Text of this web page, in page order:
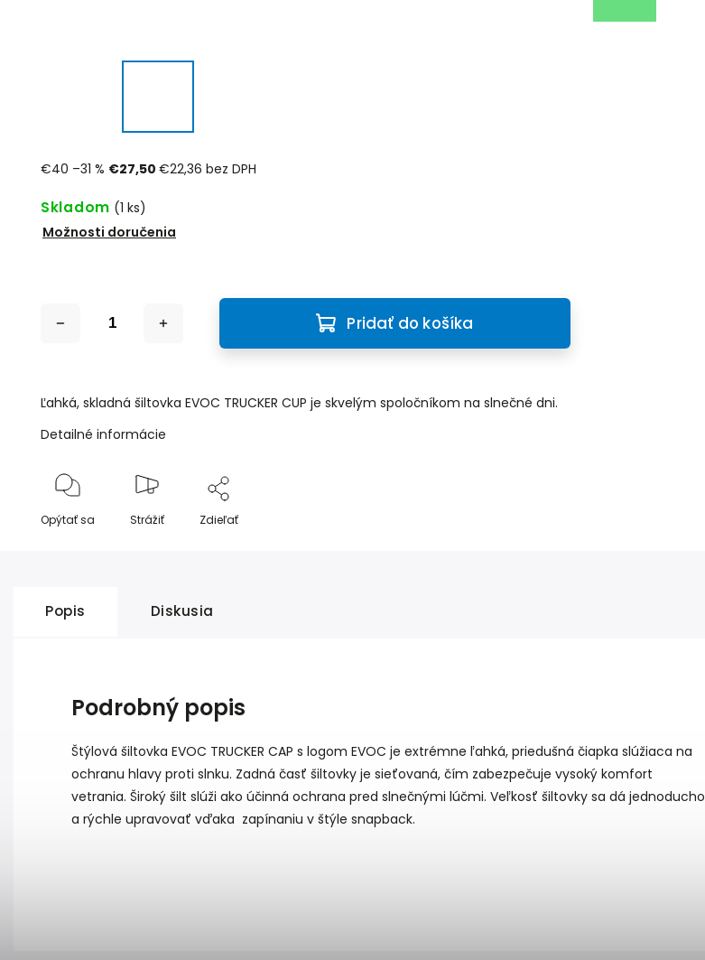
€40 –31 % €27,50€22,36 bez DPH
Skladom (1 ks)
Možnosti doručenia
Pridať do košíka
Ľahká, skladná šiltovka EVOC TRUCKER CUP je skvelým spoločníkom na slnečné dni.
Detailné informácie
Opýtať sa Strážiť Zdieľať
Popis Diskusia
Podrobný popis
Štýlová šiltovka EVOC TRUCKER CAP s logom EVOC je extrémne ľahká, priedušná čiapka slúžiaca na
ochranu hlavy proti slnku. Zadná časť šiltovky je sieťovaná, čím zabezpečuje vysoký komfort
vetrania. Široký šilt slúži ako účinná ochrana pred slnečnými lúčmi. Veľkosť šiltovky sa dá jednoducho
a rýchle upravovať vďaka zapínaniu v štýle snapback.